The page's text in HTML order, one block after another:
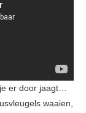
er door jaagt…
waaien,